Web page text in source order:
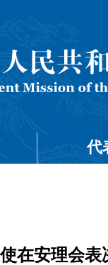
代
在安理会